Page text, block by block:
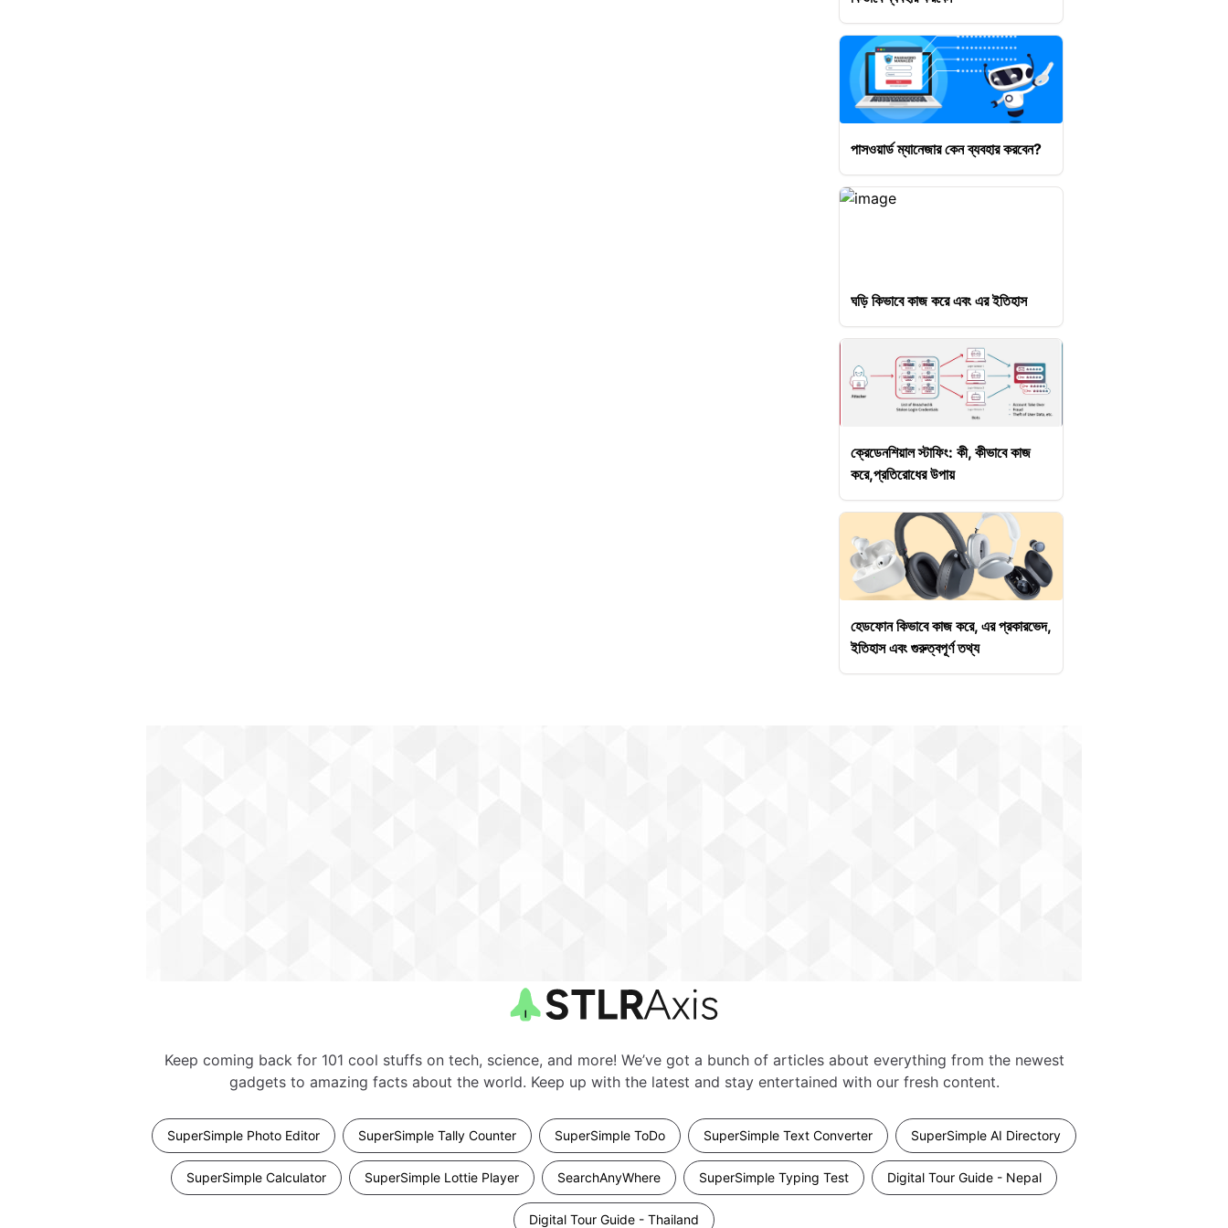
পাসওয়ার্ড ম্যানেজার কেন ব্যবহার করবেন?
ঘড়ি কিভাবে কাজ করে এবং এর ইতিহাস
ক্রেডেনশিয়াল স্টাফিং: কী, কীভাবে কাজ
করে,প্রতিরোধের উপায়
হেডফোন কিভাবে কাজ করে, এর প্রকারভেদ,
ইতিহাস এবং গুরুত্বপূর্ণ তথ্য
Keep coming back for 101 cool stuffs on tech, science, and more! We’ve got a bunch of articles about everything from the newest
gadgets to amazing facts about the world. Keep up with the latest and stay entertained with our fresh content.
SuperSimple Photo Editor SuperSimple Tally Counter SuperSimple ToDo SuperSimple Text Converter SuperSimple AI Directory
SuperSimple Calculator SuperSimple Lottie Player SearchAnyWhere SuperSimple Typing Test Digital Tour Guide - Nepal
Digital Tour Guide - Thailand